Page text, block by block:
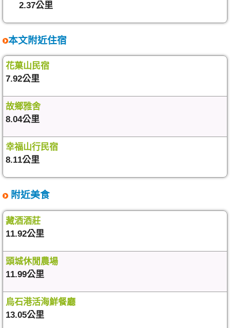
2.37公里
本文附近住宿
花菓山民宿
7.92公里
故鄉雅舍
8.04公里
幸福山行民宿
8.11公里
附近美食
藏酒酒莊
11.92公里
頭城休閒農場
11.99公里
烏石港活海鮮餐廳
13.05公里